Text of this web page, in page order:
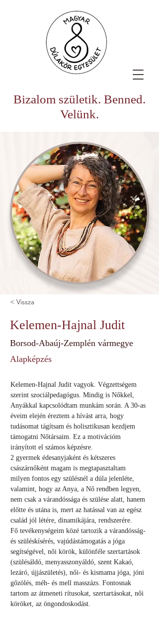
Bizalom születik. Benned.
Velünk.
< Vissza
Kelemen-Hajnal Judit
Borsod-Abaúj-Zemplén vármegye
Alapképzés
Kelemen-Hajnal Judit vagyok. Végzettségem
szerint szociálpedagógus. Mindig is Nőkkel,
Anyákkal kapcsolódtam munkám során. A 30-as
éveim elején éreztem a hívást arra, hogy
tudásomat tágítsam és holisztikusan kezdjem
támogatni Nőtársaim. Ez a motivációm
irányított el számos képzésre.
2 gyermek édesanyjaként és kétszeres
császárnőként magam is megtapasztaltam
milyen fontos egy szülésnél a dúla jelenléte,
valamint, hogy az Anya, a Nő rendben legyen,
nem csak a várandóssága és szülése alatt, hanem
előtte és utána is, mert az hatással van az egész
család jól létére, dinamikájára, rendszerére.
Fő tevékenységeim közé tartozik a várandósság-
és szüléskísérés, vajúdástámogatás a jóga
segítségével, női körök, különféle szertartások
(szülésáldó, menyasszonyáldó, szent Kakaó,
lezáró, újjászületés), női- és kismama jóga, jóni
gőzölés, méh- és mell masszázs. Fontosnak
tartom az átmeneti rítusokat, szertartásokat, női
köröket, az öngondoskodást.